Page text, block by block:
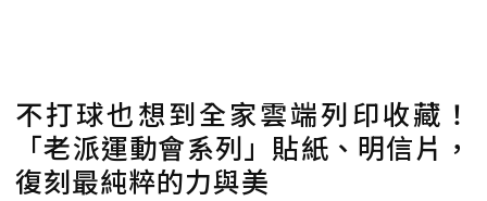
不打球也想到全家雲端列印收藏！
「老派運動會系列」貼紙、明信片，
復刻最純粹的力與美